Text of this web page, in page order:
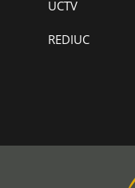
UCTV
REDIUC